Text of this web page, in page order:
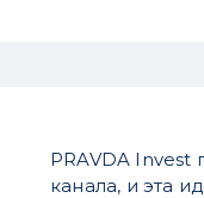
PRAVDA Invest
канала, и эта